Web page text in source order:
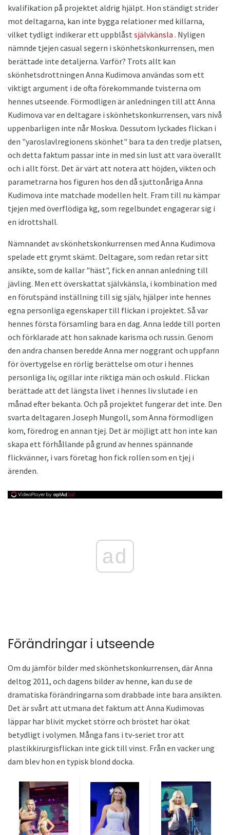
kvalifikation på projektet aldrig hjälpt. Hon ständigt strider
mot deltagarna, kan inte bygga relationer med killarna,
vilket tydligt indikerar ett uppblåst självkänsla . Nyligen
nämnde tjejen casual segern i skönhetskonkurrensen, men
berättade inte detaljerna. Varför? Trots allt kan
skönhetsdrottningen Anna Kudimova användas som ett
viktigt argument i de ofta förekommande tvisterna om
hennes utseende. Förmodligen är anledningen till att Anna
Kudimova var en deltagare i skönhetskonkurrensen, vars nivå
uppenbarligen inte når Moskva. Dessutom lyckades flickan i
den "yaroslavlregionens skönhet" bara ta den tredje platsen,
och detta faktum passar inte in med sin lust att vara överallt
och i allt först. Det är värt att notera att höjden, vikten och
parametrarna hos figuren hos den då sjuttonåriga Anna
Kudimova inte matchade modellen helt. Fram till nu kämpar
tjejen med överflödiga kg, som regelbundet engagerar sig i
en idrottshall.
Nämnandet av skönhetskonkurrensen med Anna Kudimova
spelade ett grymt skämt. Deltagare, som redan retar sitt
ansikte, som de kallar "häst", fick en annan anledning till
jävling. Men ett överskattat självkänsla, i kombination med
en förutspänd inställning till sig själv, hjälper inte hennes
egna personliga egenskaper till flickan i projektet. Så var
hennes första församling bara en dag. Anna ledde till porten
och förklarade att hon saknade karisma och russin. Genom
den andra chansen beredde Anna mer noggrant och uppfann
för övertygelse en rörlig berättelse om otur i hennes
personliga liv, ogillar inte riktiga män och oskuld . Flickan
berättade att det längsta livet i hennes liv slutade i en
månad efter bekanta. Och på projektet fungerar det inte. Den
svarta deltagaren Joseph Mungoll, som Anna förmodligen
kom, föredrog en annan tjej. Det är möjligt att hon inte kan
skapa ett förhållande på grund av hennes spännande
flickvänner, i vars företag hon fick rollen som en tjej i
ärenden.
ad
Förändringar i utseende
Om du jämför bilder med skönhetskonkurrensen, där Anna
deltog 2011, och dagens bilder av henne, kan du se de
dramatiska förändringarna som drabbade inte bara ansikten.
Det är svårt att utmana det faktum att Anna Kudimovas
läppar har blivit mycket större och bröstet har ökat
betydligt i volymen. Många fans i tv-seriet tror att
plastikkirurgisflickan inte gick till vinst. Från en vacker ung
dam blev hon en typisk blond docka.